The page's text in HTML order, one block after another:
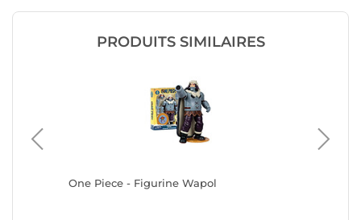
PRODUITS SIMILAIRES
One Piece - Figurine Wapol